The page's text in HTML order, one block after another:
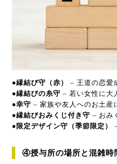
●縁結び守（赤）
– 王道の恋愛
●縁結びの糸守 – 若い女性に大
●幸守 – 家族や友人へのお土産
●縁結びおみくじ付き守 – おみ
●限定デザイン守（季節限定）
④授与所の場所と混雑時